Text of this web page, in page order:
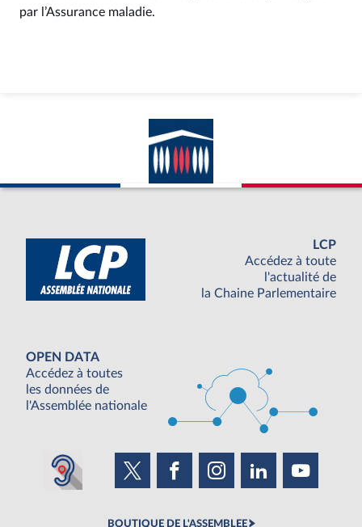
par l’Assurance maladie.
LCP
Accédez à toute
l'actualité de
la Chaine Parlementaire
OPEN DATA
Accédez à toutes
les données de
l'Assemblée nationale
BOUTIQUE DE L'ASSEMBLEE